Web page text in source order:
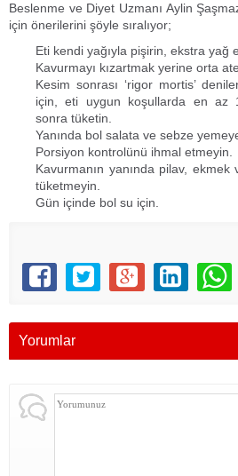
Beslenme ve Diyet Uzmanı Aylin
için önerilerini şöyle sıralıyor;
Eti kendi yağıyla pişirin, ekstra yağ
Kavurmayı kızartmak yerine orta
Kesim sonrası ‘rigor mortis’
için, eti uygun koşullarda en az
sonra tüketin.
Yanında bol salata ve sebze
Porsiyon kontrolünü ihmal etmeyin.
Kavurmanın yanında pilav, ekmek
tüketmeyin.
Gün içinde bol su için.
Yorumlar